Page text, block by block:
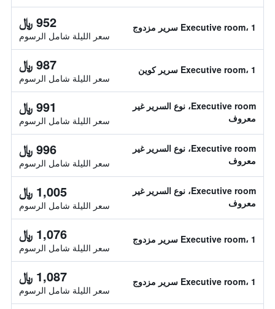
Executive room، 1 سرير مزدوج 952 ﷼
سعر الليلة شامل الرسوم
Executive room، 1 سرير كوين 987 ﷼
سعر الليلة شامل الرسوم
Executive room، نوع السرير غير
معروف
991 ﷼
سعر الليلة شامل الرسوم
Executive room، نوع السرير غير
معروف
996 ﷼
سعر الليلة شامل الرسوم
Executive room، نوع السرير غير
معروف
1,005 ﷼
سعر الليلة شامل الرسوم
Executive room، 1 سرير مزدوج 1,076 ﷼
سعر الليلة شامل الرسوم
Executive room، 1 سرير مزدوج 1,087 ﷼
سعر الليلة شامل الرسوم